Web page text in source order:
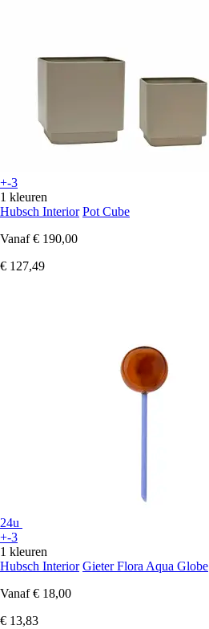
+-3
1 kleuren
Hubsch Interior Pot Cube
Vanaf € 190,00
€ 127,49
24u
+-3
1 kleuren
Hubsch Interior Gieter Flora Aqua Globe
Vanaf € 18,00
€ 13,83